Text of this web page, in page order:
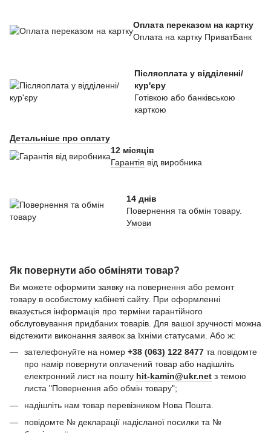
Оплата переказом на картку
Оплата на картку ПриватБанк
Післяоплата у відділенні/
кур'єру
Готівкою або банківською
карткою
Детальніше про оплату
12 місяців
Гарантія від виробника
14 днів
Повернення та обмін товару.
Умови
Як повернути або обміняти товар?
Ви можете оформити заявку на повернення або ремонт
товару в особистому кабінеті сайту. При оформленні
вказується інформація про терміни гарантійного
обслуговування придбаних товарів. Для вашої зручності можна
відстежити виконання заявок за їхніми статусами. Або ж:
зателефонуйте на номер +38 (063) 122 8477 та повідомте
про намір повернути оплачений товар або надішліть
електронний лист на пошту hit-kamin@ukr.net з темою
листа "Повернення або обмін товару";
надішліть нам товар перевізником Нова Пошта.
повідомте № декларації надісланої посилки та №